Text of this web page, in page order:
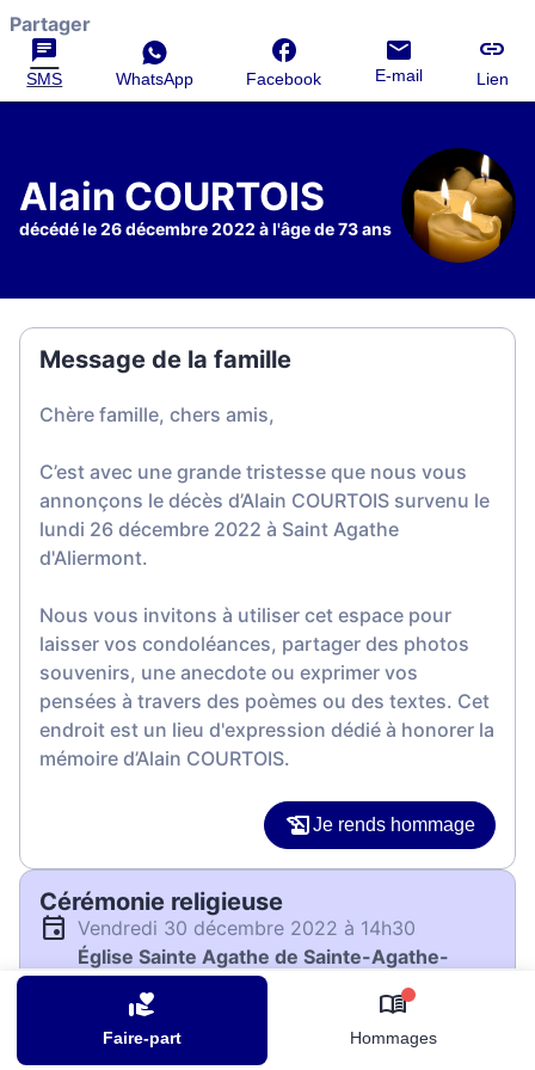
Faire-part Hommages
Partager
SMS WhatsApp Facebook E-mail Lien
Alain COURTOIS
décédé le 26 décembre 2022 à l'âge de 73 ans
Message de la famille
Chère famille, chers amis,
C’est avec une grande tristesse que nous vous
annonçons le décès d’Alain COURTOIS survenu le
lundi 26 décembre 2022 à Saint Agathe
d'Aliermont.
Nous vous invitons à utiliser cet espace pour
laisser vos condoléances, partager des photos
souvenirs, une anecdote ou exprimer vos
pensées à travers des poèmes ou des textes. Cet
endroit est un lieu d'expression dédié à honorer la
mémoire d’Alain COURTOIS.
Je rends hommage
Cérémonie religieuse
vendredi 30 décembre 2022 à 14h30
Église Sainte Agathe de Sainte-Agathe-
76660 Sainte-Agathe-d'Aliermont